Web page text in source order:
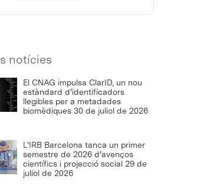
notícies
El CNAG impulsa ClarID, un nou
estàndard d’identificadors
llegibles per a metadades
biomèdiques 30 de juliol de 2026
L’IRB Barcelona tanca un primer
semestre de 2026 d’avenços
científics i projecció social 29 de
juliol de 2026